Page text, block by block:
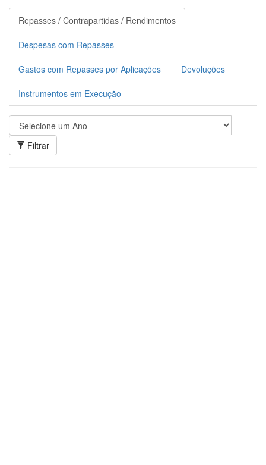
Repasses / Contrapartidas / Rendimentos
Despesas com Repasses
Gastos com Repasses por Aplicações Devoluções
Instrumentos em Execução
Filtrar